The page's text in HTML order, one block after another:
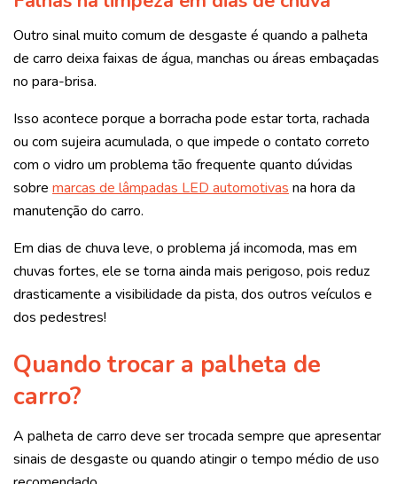
Outro sinal muito comum de desgaste é quando a palheta
de carro deixa faixas de água, manchas ou áreas embaçadas
no para-brisa.
Isso acontece porque a borracha pode estar torta, rachada
ou com sujeira acumulada, o que impede o contato correto
com o vidro um problema tão frequente quanto dúvidas
sobre marcas de lâmpadas LED automotivas na hora da
manutenção do carro.
Em dias de chuva leve, o problema já incomoda, mas em
chuvas fortes, ele se torna ainda mais perigoso, pois reduz
drasticamente a visibilidade da pista, dos outros veículos e
dos pedestres!
Quando trocar a palheta de
carro?
A palheta de carro deve ser trocada sempre que apresentar
sinais de desgaste ou quando atingir o tempo médio de uso